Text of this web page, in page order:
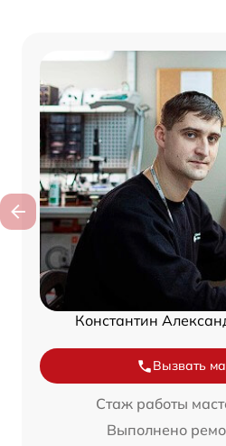
Константин
Вызвать
Стаж работы
Выполнено